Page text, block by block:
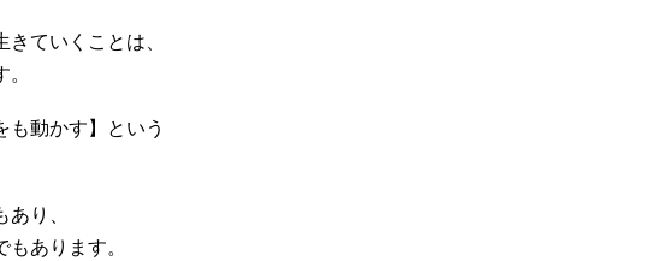
ていくことは、
も動かす】という
り、
あります。